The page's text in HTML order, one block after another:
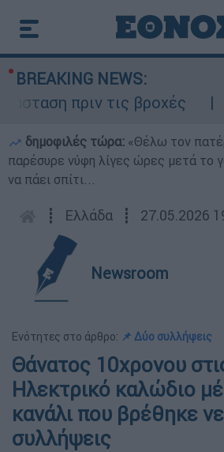
BREAKING NEWS:
πριν τις βροχές
δημοφιλές τώρα: «Θέλω τον
παρέσυρε νύφη λίγες ώρες μετά το
να πάει σπίτι...
┋ Ελλάδα ┋ 27.05.2026
Newsroom
Ενότητες στο άρθρο: 📌 Δύο συλλήψεις
Θάνατος 10χρονου
Ηλεκτρικό καλώδιο
κανάλι που βρέθηκε
συλλήψεις